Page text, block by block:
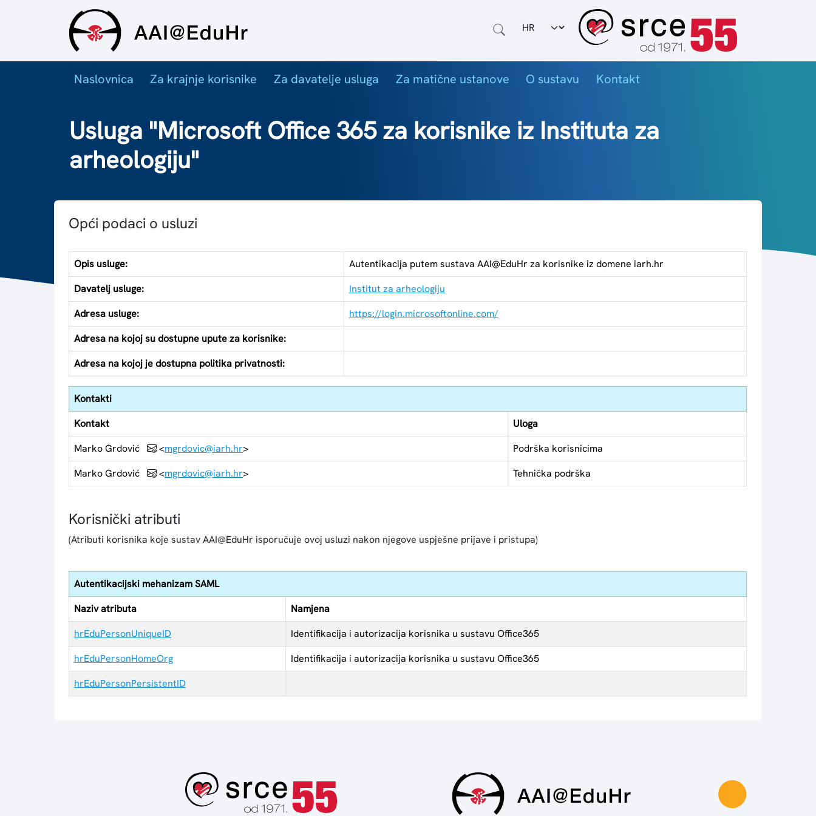
Odabir jezika
Naslovnica Za krajnje korisnike Za davatelje usluga Za matične ustanove O sustavu Kontakt
Usluga "Microsoft Office 365 za korisnike iz Instituta za
arheologiju"
Opći podaci o usluzi
Opis usluge:
Autentikacija putem sustava AAI@EduHr za korisnike iz domene iarh.hr
Davatelj usluge:
Institut za arheologiju
Adresa usluge:
https://login.microsoftonline.com/
Adresa na kojoj su dostupne upute za korisnike:
Adresa na kojoj je dostupna politika privatnosti:
Kontakti
Kontakt
Uloga
Marko Grdović
<mgrdovic@iarh.hr>
Podrška korisnicima
Marko Grdović
<mgrdovic@iarh.hr> Tehnička podrška
Korisnički atributi
(Atributi korisnika koje sustav AAI@EduHr isporučuje ovoj usluzi nakon njegove uspješne prijave i pristupa)
Autentikacijski mehanizam SAML
Naziv atributa
Namjena
hrEduPersonUniqueID
Identifikacija i autorizacija korisnika u sustavu Office365
hrEduPersonHomeOrg
Identifikacija i autorizacija korisnika u sustavu Office365
hrEduPersonPersistentID